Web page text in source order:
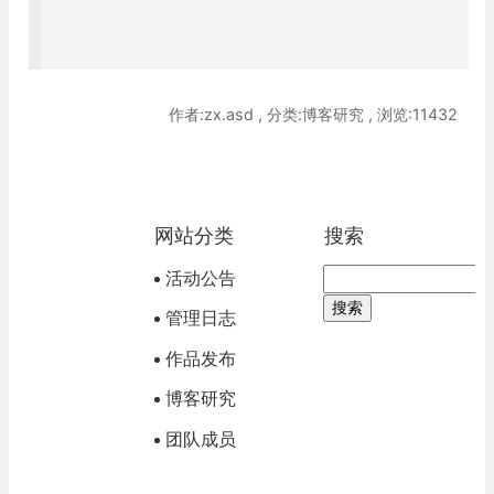
作者:zx.asd , 分类:博客研究 , 浏览:11432
网站分类
活动公告
管理日志
作品发布
博客研究
团队成员
搜索